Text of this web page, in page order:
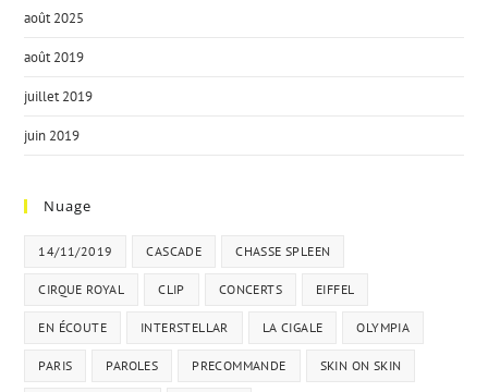
août 2025
août 2019
juillet 2019
juin 2019
Nuage
14/11/2019 CASCADE CHASSE SPLEEN
CIRQUE ROYAL CLIP CONCERTS EIFFEL
EN ÉCOUTE INTERSTELLAR LA CIGALE OLYMPIA
PARIS PAROLES PRECOMMANDE SKIN ON SKIN